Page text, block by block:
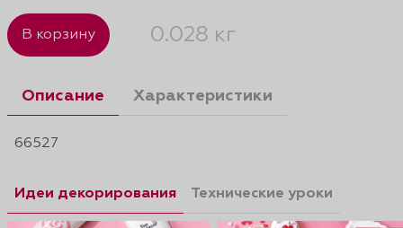
В корзину 0.028 кг
Описание Характеристики
66527
Идеи декорирования Технические уроки